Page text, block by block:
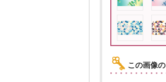
この画像